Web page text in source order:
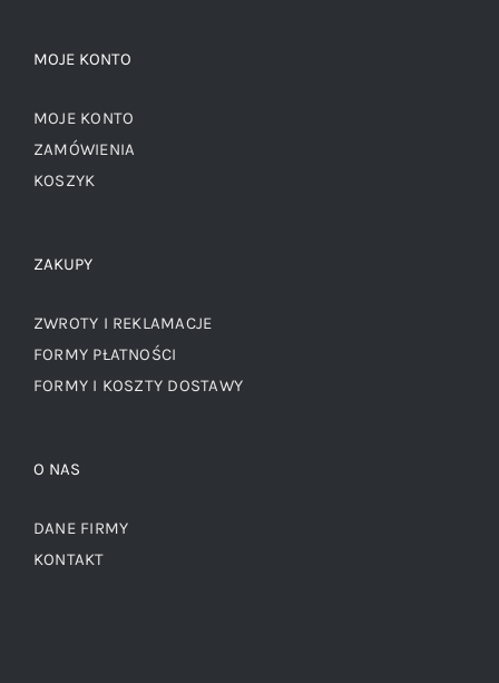
MOJE KONTO
MOJE KONTO
ZAMÓWIENIA
KOSZYK
ZAKUPY
ZWROTY I REKLAMACJE
FORMY PŁATNOŚCI
FORMY I KOSZTY DOSTAWY
O NAS
DANE FIRMY
KONTAKT